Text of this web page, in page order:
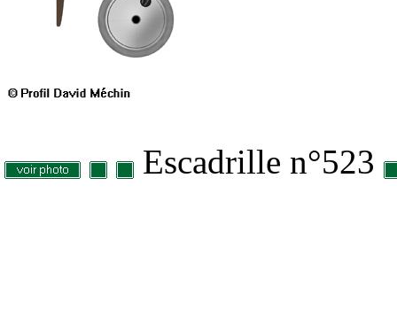
Escadrille n°523